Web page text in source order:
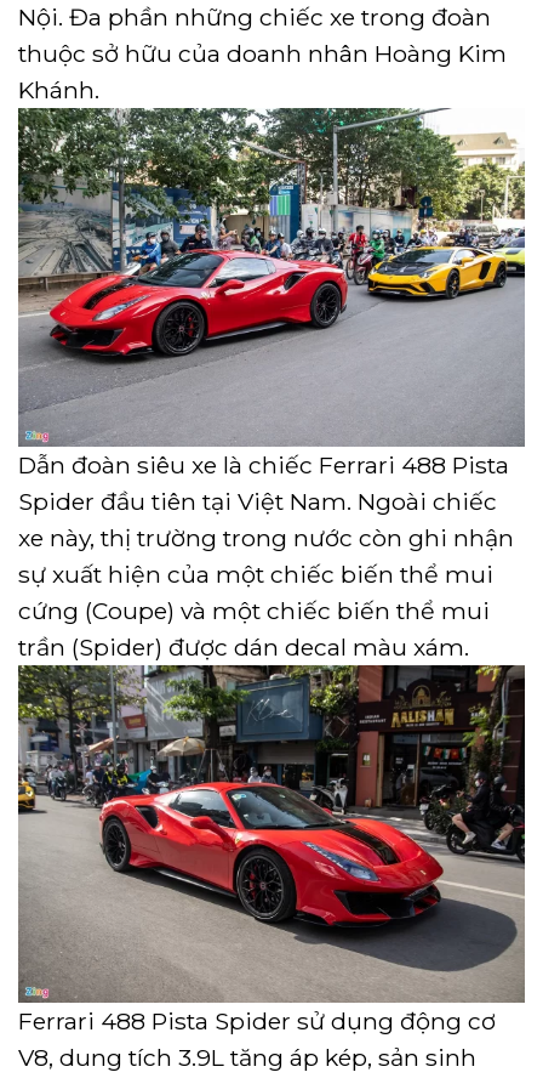
Nội. Đa phần những chiếc xe trong đoàn
thuộc sở hữu của doanh nhân Hoàng Kim
Khánh.
Dẫn đoàn siêu xe là chiếc Ferrari 488 Pista
Spider đầu tiên tại Việt Nam. Ngoài chiếc
xe này, thị trường trong nước còn ghi nhận
sự xuất hiện của một chiếc biến thể mui
cứng (Coupe) và một chiếc biến thể mui
trần (Spider) được dán decal màu xám.
Ferrari 488 Pista Spider sử dụng động cơ
V8, dung tích 3.9L tăng áp kép, sản sinh